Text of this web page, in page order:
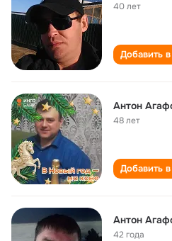
40 лет
Добавить
Антон
48 лет
Добавить
Антон
42 года